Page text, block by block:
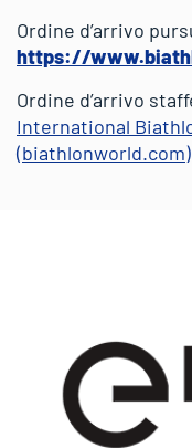
Ordine d’arrivo
https://
Ordine d’arrivo
International
(biathlonworld.com)